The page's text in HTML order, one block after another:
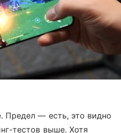
Предел — есть, это видно
тестов выше. Хотя